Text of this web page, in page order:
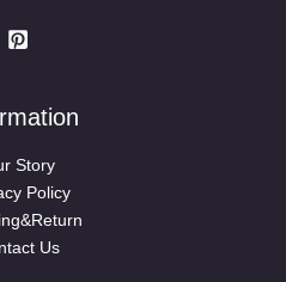
Story
Policy
Us